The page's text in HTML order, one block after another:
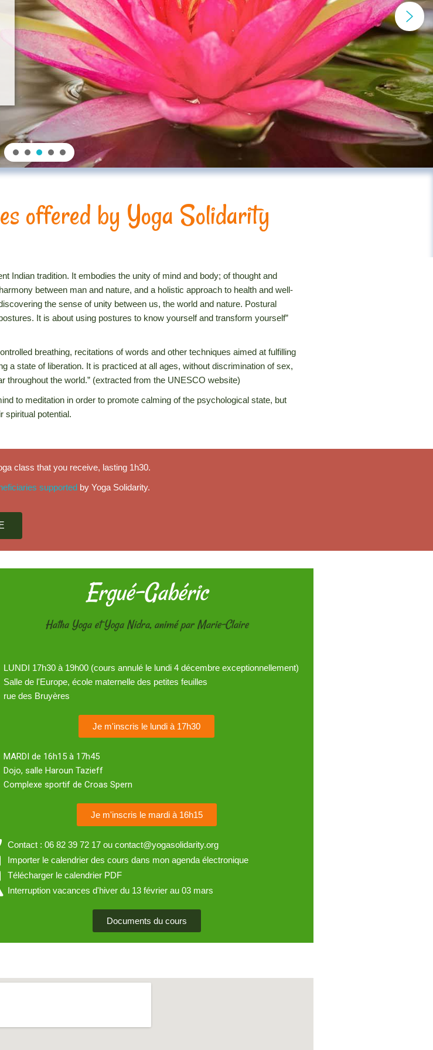
offered by Yoga Solidarity
Indian tradition. It embodies the unity of mind and body; of thought and
between man and nature, and a holistic approach to health and well-
the sense of unity between us, the world and nature. Postural
It is about using postures to know yourself and transform yourself”
breathing, recitations of words and other techniques aimed at fulfilling
a state of liberation. It is practiced at all ages, without discrimination of sex,
throughout the world.” (extracted from the UNESCO website)
to meditation in order to promote calming of the psychological state, but
spiritual potential.
class that you receive, lasting 1h30.
supportedby Yoga Solidarity.
Ergué-Gabéric
Hatha Yoga et Yoga Nidra, animé par Marie-Claire
LUNDI 17h30 à 19h00 (cours annulé le lundi 4 décembre exceptionnellement)
Salle de l'Europe, école maternelle des petites feuilles
rue des Bruyères
Je m'inscris le lundi à 17h30
MARDI de 16h15 à 17h45
Dojo, salle Haroun Tazieff
Complexe sportif de Croas Spern
Je m'inscris le mardi à 16h15
Contact : 06 82 39 72 17 ou contact@yogasolidarity.org
Importer le calendrier des cours dans mon agenda électronique
Télécharger le calendrier PDF
Interruption vacances d'hiver du 13 février au 03 mars
Documents du cours